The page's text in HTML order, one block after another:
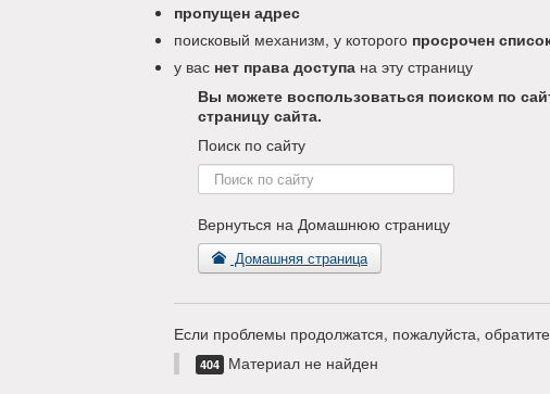
пропущен адрес
поисковый механизм, у которого просрочен
у вас нет права доступа на эту страницу
Вы можете воспользоваться поиском по
страницу сайта.
Поиск по сайту
Поиск
по
Вернуться на Домашнюю страницу
Домашняя страница
Если проблемы продолжатся, пожалуйста,
404 Материал не найден